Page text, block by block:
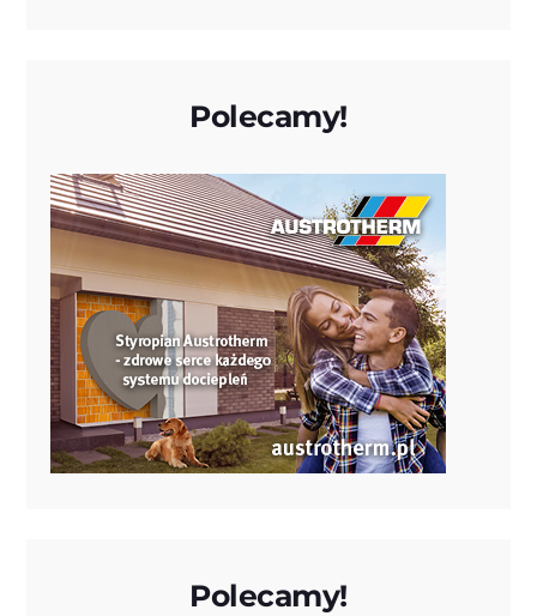
Polecamy!
Polecamy!